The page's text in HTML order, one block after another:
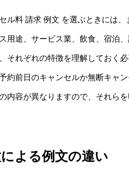
ル料 請求 例文 を選ぶときには
用途、サービス業、飲食、宿泊
それぞれの特徴を理解しておく必
約前日のキャンセルか無断キャ
内容が異なりますので、それら
よる例文の違い